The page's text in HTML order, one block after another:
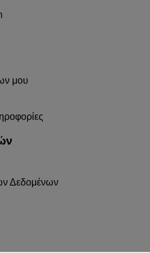
μου
Δεδομένων